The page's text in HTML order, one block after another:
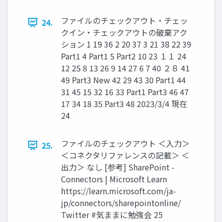
24.
ファイルのチェックアウト・チェッ
クイン・チェックアウトの破棄アク
ション 1 19 36 2 20 37 3 21 38 22 39
Part1 4 Part1 5 Part2 10 23 １１ 24
12 25 8 13 26 9 14 27 6 7 40 ２８ 41
49 Part3 New 42 29 43 30 Part1 44
31 45 15 32 16 33 Part1 Part3 46 47
17 34 18 35 Part3 48 2023/3/4 現在
24
25.
ファイルのチェックアウト ＜入力＞
＜コネクタリファレンスの記載＞ ＜
出力＞ なし [参考] SharePoint -
Connectors | Microsoft Learn
https://learn.microsoft.com/ja-
jp/connectors/sharepointonline/
Twitter #気ままに勉強会 25